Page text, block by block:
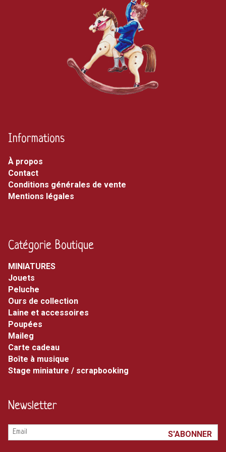
Informations
À propos
Contact
Conditions générales de vente
Mentions légales
Catégorie Boutique
MINIATURES
jouets
peluche
ours de collection
laine et accessoires
poupées
maileg
carte cadeau
boîte à musique
stage miniature / scrapbooking
Newsletter